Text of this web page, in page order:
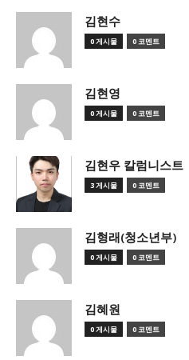
김현수
0 게시물 0 코멘트
김현영
0 게시물 0 코멘트
김현우 칼럼니스트
3 게시물 0 코멘트
김형래(청소년부)
0 게시물 0 코멘트
김혜원
0 게시물 0 코멘트